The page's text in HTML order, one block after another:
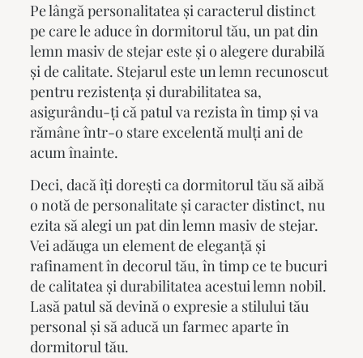
Pe lângă personalitatea și caracterul distinct
pe care le aduce în dormitorul tău, unpat din
lemn masivde stejar este și o alegere durabilă
și de calitate. Stejarul este un lemn recunoscut
pentru rezistența și durabilitatea sa,
asigurându-ți că patul va rezista în timp și va
rămâne într-o stare excelentă mulți ani de
acum înainte.
Deci, dacă îți dorești ca dormitorul tău să aibă
o notă de personalitate și caracter distinct, nu
ezita să alegi unpat din lemn masivde stejar.
Vei adăuga un element de eleganță și
rafinament în decorul tău, în timp ce te bucuri
de calitatea și durabilitatea acestui lemn nobil.
Lasă patul să devină o expresie a stilului tău
personal și să aducă un farmec aparte în
dormitorul tău.